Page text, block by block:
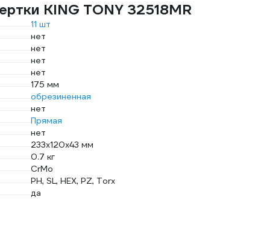
KING TONY 32518MR
11 шт
нет
нет
нет
нет
175 мм
обрезиненная
нет
Прямая
нет
233х120х43 мм
0.7 кг
CrMo
PH, SL, HEX, PZ, Torx
да